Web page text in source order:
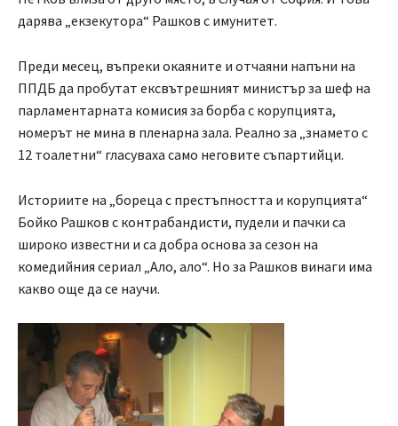
дарява „екзекутора“ Рашков с имунитет.
Преди месец, въпреки окаяните и отчаяни напъни на
ППДБ да пробутат ексвътрешният министър за шеф на
парламентарната комисия за борба с корупцията,
номерът не мина в пленарна зала. Реално за „знамето с
12 тоалетни“ гласуваха само неговите съпартийци.
Историите на „бореца с престъпността и корупцията“
Бойко Рашков с контрабандисти, пудели и пачки са
широко известни и са добра основа за сезон на
комедийния сериал „Ало, ало“. Но за Рашков винаги има
какво още да се научи.